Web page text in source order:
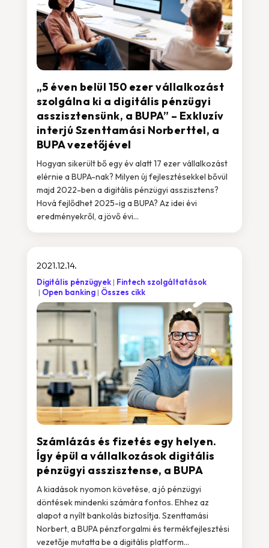
„5 éven belül 150 ezer vállalkozást
szolgálna ki a digitális pénzügyi
asszisztensünk, a BUPA” – Exkluzív
interjú Szenttamási Norberttel, a
BUPA vezetőjével
Hogyan sikerült bő egy év alatt 17 ezer vállalkozást
elérnie a BUPA-nak? Milyen új fejlesztésekkel bővül
majd 2022-ben a digitális pénzügyi asszisztens?
Hová fejlődhet 2025-ig a BUPA? Az idei évi
eredményekről, a jövő évi...
Számlázás és fizetés egy helyen.
Így épül a vállalkozások digitális
pénzügyi asszisztense, a BUPA
2021.12.14.
Digitális pénzügyek
Fintech szolgáltatások
Open banking
Összes cikk
A kiadások nyomon követése, a jó pénzügyi
döntések mindenki számára fontos. Ehhez az
alapot a nyílt bankolás biztosítja. Szenttamási
Norbert, a BUPA pénzforgalmi és termékfejlesztési
vezetője mutatta be a digitális platform...